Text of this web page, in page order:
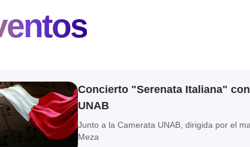
Concierto "Serenata Italiana"
UNAB
Junto a la Camerata UNAB, dirigida por el
Meza